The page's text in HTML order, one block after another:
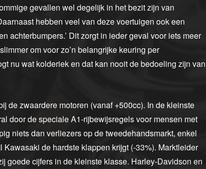
gevallen wel degelijk in het bezit zijn van
hebben veel van deze voertuigen ook een
achterbumpers.’ Dit zorgt in ieder geval voor iets meer
om voor zo’n belangrijke keuring per
nu wat kolderiek en dat kan nooit de bedoeling zijn van
de zwaardere motoren (vanaf +500cc). In de kleinste
door de speciale A1-rijbewijsregels voor mensen met
niets dan verliezers op de tweedehandsmarkt, enkel
de hardste klappen krijgt (-33%). Marktleider
goede cijfers in de kleinste klasse. Harley-Davidson en